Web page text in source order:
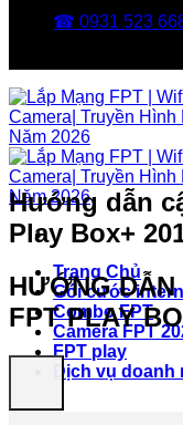
☎ 0931 523
Trang Chủ
Gói cước
Combo FPT
Camera FPT
FPT play
Dịch vụ doanh
Hướng dẫn
Play Box+
HƯỚNG
FPT PLAY